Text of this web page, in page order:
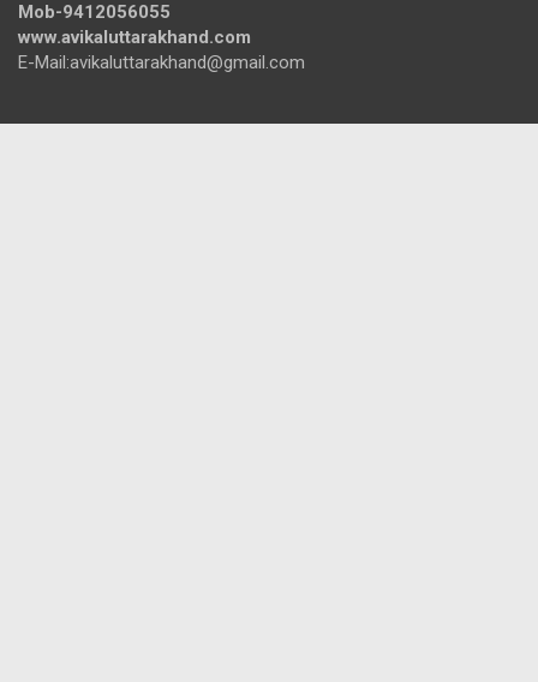
Mob-9412056055
www.avikaluttarakhand.com
E-Mail:avikaluttarakhand@gmail.com